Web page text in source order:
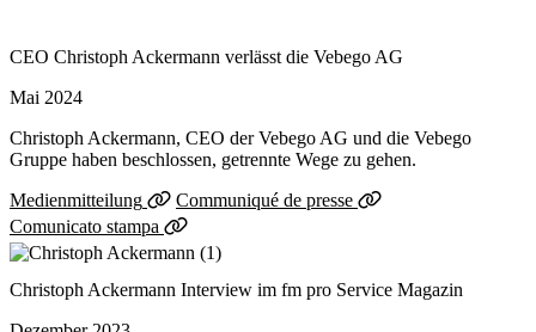
CEO Christoph Ackermann verlässt die Vebego AG
Mai 2024
Christoph Ackermann, CEO der Vebego AG und die Vebego
Gruppe haben beschlossen, getrennte Wege zu gehen.
Medienmitteilung
Communiqué de presse
Comunicato stampa
Christoph Ackermann Interview im fm pro Service Magazin